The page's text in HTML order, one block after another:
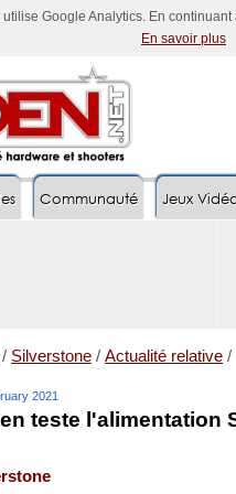
utilise Google Analytics. En
En savoir plus
Communauté Jeux
/ Silverstone / Actualité relative /
2021
teste l'alimentation